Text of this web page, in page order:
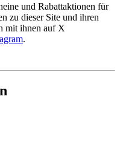
und Rabattaktionen für
zu dieser Site und ihren
mit ihnen auf X
.